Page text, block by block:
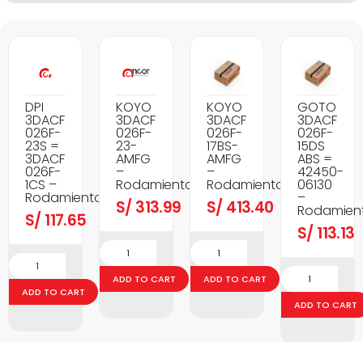
DPI
3DACF
026F-
23S =
3DACF
026F-
1CS –
Rodamientos
S/ 117.65
ADD TO CART
KOYO
3DACF
026F-
23-
AMFG
–
Rodamientos
S/ 313.99
ADD TO CART
KOYO
3DACF
026F-
17BS-
AMFG
–
Rodamientos
S/ 413.40
ADD TO CART
GOTO
3DACF
026F-
15DS
ABS =
42450-
06130
–
S/ 113.13
ADD TO CART